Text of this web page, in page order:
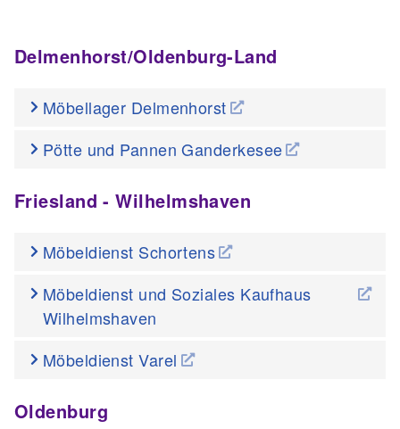
Delmenhorst/Oldenburg-Land
Möbellager Delmenhorst
Pötte und Pannen Ganderkesee
Friesland - Wilhelmshaven
Möbeldienst Schortens
Möbeldienst und Soziales Kaufhaus
Wilhelmshaven
Möbeldienst Varel
Oldenburg